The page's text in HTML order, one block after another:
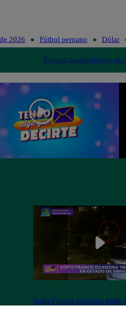
2026 Fútbol peruano Dólar
PolíticaLimaMundoTe ayudo
Sofía Franco ocasiona triple